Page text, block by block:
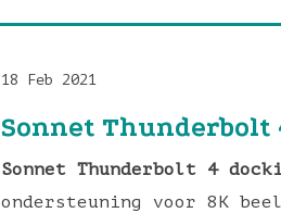
18 Feb 2021
Sonnet Thunderbolt
Sonnet Thunderbolt 4
ondersteuning voor 8K